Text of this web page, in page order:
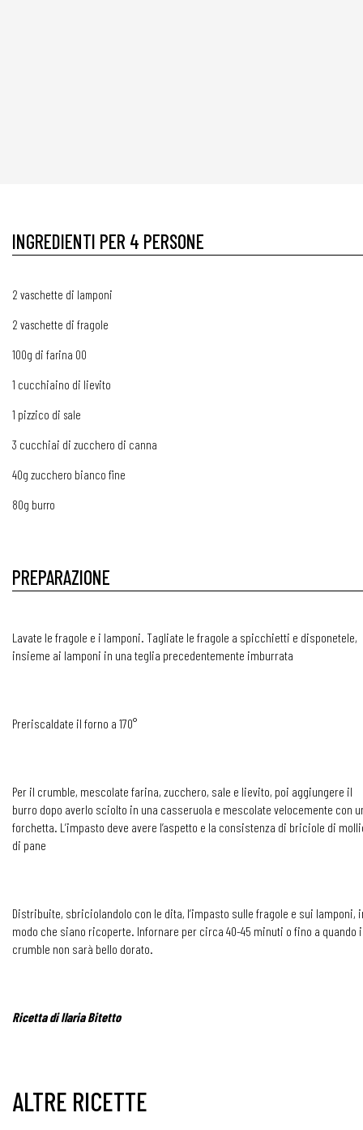
INGREDIENTI PER 4 PERSONE
2 vaschette di lamponi
2 vaschette di fragole
100g di farina 00
1 cucchiaino di lievito
1 pizzico di sale
3 cucchiai di zucchero di canna
40g zucchero bianco fine
80g burro
PREPARAZIONE
Lavate le fragole e i lamponi. Tagliate le fragole a spicchietti e disponetele,
insieme ai lamponi in una teglia precedentemente imburrata
Preriscaldate il forno a 170°
Per il crumble, mescolate farina, zucchero, sale e lievito, poi aggiungere il
burro dopo averlo sciolto in una casseruola e mescolate velocemente con
forchetta. L’impasto deve avere l’aspetto e la consistenza di briciole di
di pane
Distribuite, sbriciolandolo con le dita, l’impasto sulle fragole e sui lamponi,
modo che siano ricoperte. Infornare per circa 40-45 minuti o fino a quando
crumble non sarà bello dorato.
Ricetta di Ilaria Bitetto
ALTRE RICETTE